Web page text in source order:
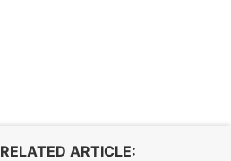
RELATED ARTICLE: